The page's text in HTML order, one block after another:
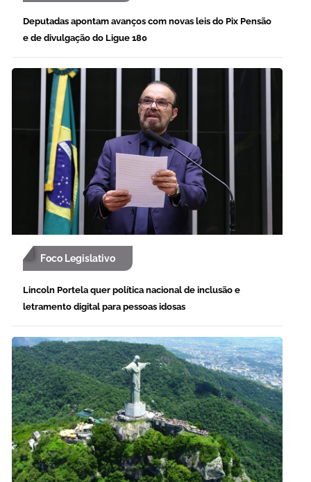
Deputadas apontam avanços com novas leis do Pix Pensão
e de divulgação do Ligue 180
Foco Legislativo
Lincoln Portela quer política nacional de inclusão e
letramento digital para pessoas idosas